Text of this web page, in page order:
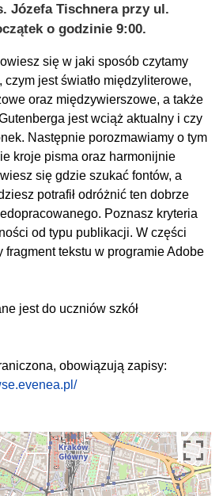
Józefa Tischnera przy ul.
o godzinie 9:00.
się w jaki sposób czytamy
czym jest światło międzyliterowe,
oraz międzywierszowe, a także
jest wciąż aktualny i czy
Następnie porozmawiamy o tym
kroje pisma oraz harmonijnie
się gdzie szukać fontów, a
potrafił odróżnić ten dobrze
Poznasz kryteria
od typu publikacji. W części
fragment tekstu w programie Adobe
jest do uczniów szkół
obowiązują zapisy:
/